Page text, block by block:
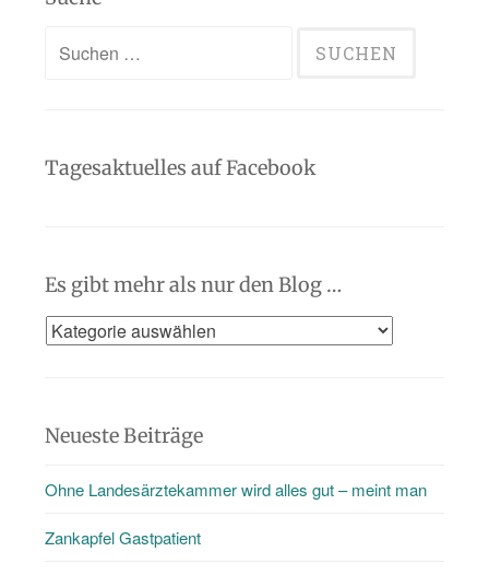
Suchen
Tagesaktuelles auf Facebook
Es gibt mehr als nur den Blog …
Es
als
den
Blog
Neueste Beiträge
Ohne Landesärztekammer wird alles gut – meint man
Zankapfel Gastpatient